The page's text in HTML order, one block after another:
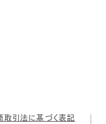
取引法に基づく表記